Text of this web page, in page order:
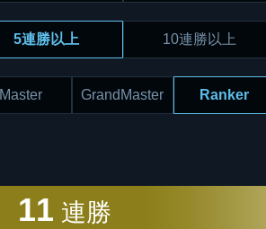
5連勝以上 10連勝以上
Master GrandMaster Ranker
11 連勝